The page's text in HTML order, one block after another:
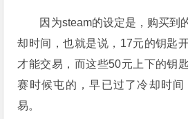
因为steam的设定是，购买到
却时间，也就是说，17元的钥匙
才能交易，而这些50元上下的钥
赛时候屯的，早已过了冷却时
易。